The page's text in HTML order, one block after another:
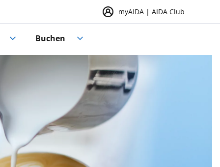
myAIDA | AIDA Club
Buchen